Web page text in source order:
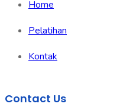
Home
Pelatihan
Kontak
Contact Us